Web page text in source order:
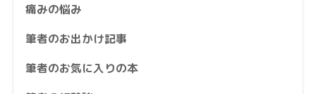
痛みの悩み
筆者のお出かけ記事
筆者のお気に入りの本